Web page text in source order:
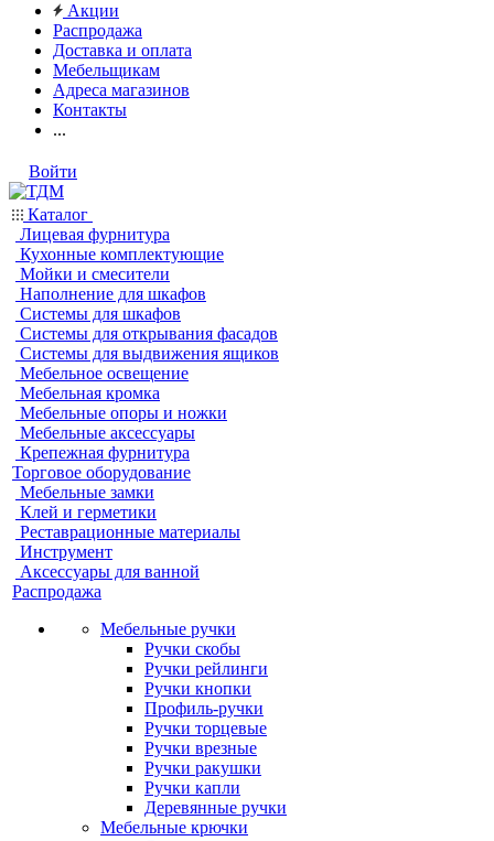
Акции
Распродажа
Доставка и оплата
Мебельщикам
Адреса магазинов
Контакты
...
Войти
Каталог
Лицевая фурнитура
Кухонные комплектующие
Мойки и смесители
Наполнение для шкафов
Системы для шкафов
Системы для открывания фасадов
Системы для выдвижения ящиков
Мебельное освещение
Мебельная кромка
Мебельные опоры и ножки
Мебельные аксессуары
Крепежная фурнитура
Торговое оборудование
Мебельные замки
Клей и герметики
Реставрационные материалы
Инструмент
Аксессуары для ванной
Распродажа
Мебельные ручки
Ручки скобы
Ручки рейлинги
Ручки кнопки
Профиль-ручки
Ручки торцевые
Ручки врезные
Ручки ракушки
Ручки капли
Деревянные ручки
Мебельные крючки